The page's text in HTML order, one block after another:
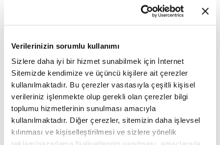
Verilerinizin sorumlu kullanımı
Sizlere daha iyi bir hizmet sunabilmek için İnternet
Sitemizde kendimize ve üçüncü kişilere ait çerezler
kullanılmaktadır. Bu çerezler vasıtasıyla çeşitli kişisel
verileriniz işlenmekte olup gerekli olan çerezler bilgi
toplumu hizmetlerinin sunulması amacıyla
kullanılmaktadır. Diğer çerezler, sitemizin daha işlevsel
kılınması ve kişiselleştirilmesi ve sizlere yönelik
kadar dijital ortam, gerektiği kadar da gerçek sosyal ortam, aile
vakitleri, doğada olmayla dengenin mutlaka sağlanması
hakkında bilgilendirme yapmakta fayda var. Çocuklara ve
ergenlere sosyal medyada yazdıkları yazıyı, çektikleri bir
videoyu ya da fotoğrafı paylaş düğmesine basmadan önce
kendilerine birkaç dakikalık zaman vererek bu paylaşım
üzerine düşünmelerinin iyi olabileceğini söyleyebiliriz. "Bunu
gerçekten paylaşmalı mıyım?", "Bunu paylaşmanın bana bir
zararı dokunur mu?" gibi soruları kendilerine sormalarını